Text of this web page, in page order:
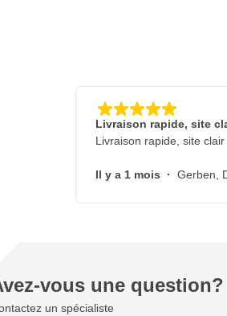
Livraison rapide, site
Livraison rapide, site
Il y a 1 mois · Gerben,
vous une question?
un spécialiste